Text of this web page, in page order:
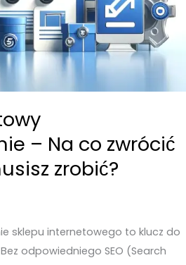
– Na co zwrócić
zrobić?
sklepu internetowego to klucz do
odpowiedniego SEO (Search